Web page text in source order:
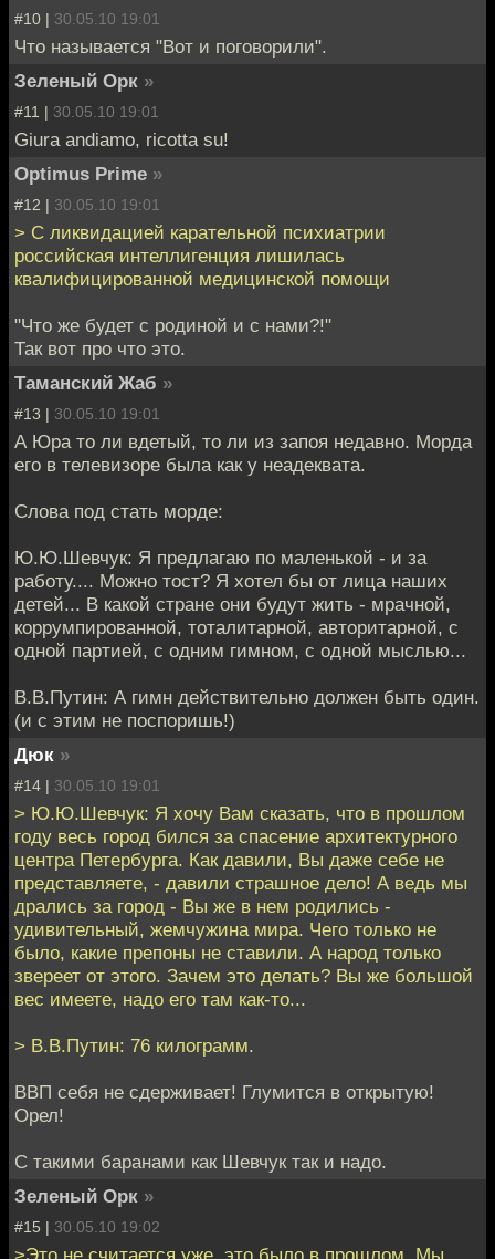
#10 | 30.05.10 19:01
Что называется "Вот и поговорили".
Зеленый Орк »
#11 | 30.05.10 19:01
Giura andiamo, ricotta su!
Optimus Prime »
#12 | 30.05.10 19:01
> С ликвидацией карательной психиатрии
российская интеллигенция лишилась
квалифицированной медицинской помощи
"Что же будет с родиной и с нами?!"
Так вот про что это.
Таманский Жаб »
#13 | 30.05.10 19:01
А Юра то ли вдетый, то ли из запоя недавно. Морда
его в телевизоре была как у неадеквата.
Слова под стать морде:
Ю.Ю.Шевчук: Я предлагаю по маленькой - и за
работу.... Можно тост? Я хотел бы от лица наших
детей... В какой стране они будут жить - мрачной,
коррумпированной, тоталитарной, авторитарной, с
одной партией, с одним гимном, с одной мыслью...
В.В.Путин: А гимн действительно должен быть один.
(и с этим не поспоришь!)
Дюк »
#14 | 30.05.10 19:01
> Ю.Ю.Шевчук: Я хочу Вам сказать, что в прошлом
году весь город бился за спасение архитектурного
центра Петербурга. Как давили, Вы даже себе не
представляете, - давили страшное дело! А ведь мы
дрались за город - Вы же в нем родились -
удивительный, жемчужина мира. Чего только не
было, какие препоны не ставили. А народ только
звереет от этого. Зачем это делать? Вы же большой
вес имеете, надо его там как-то...
> В.В.Путин: 76 килограмм.
ВВП себя не сдерживает! Глумится в открытую!
Орел!
С такими баранами как Шевчук так и надо.
Зеленый Орк »
#15 | 30.05.10 19:02